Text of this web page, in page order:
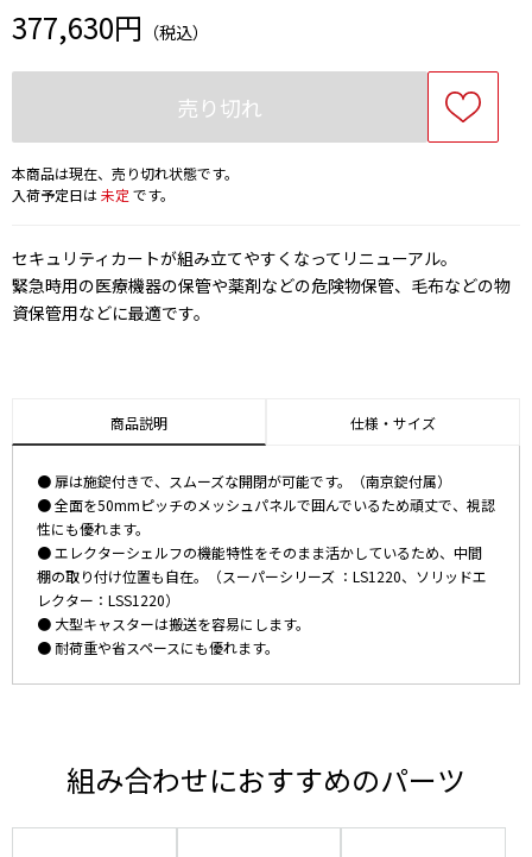
377,630円 （税込）
売り切れ
本商品は現在、売り切れ状態です。
入荷予定日は未定 です。
セキュリティカートが組み立てやすくなってリニューアル。
緊急時用の医療機器の保管や薬剤などの危険物保管、毛布などの物
資保管用などに最適です。
商品説明 仕様・サイズ
● 扉は施錠付きで、スムーズな開閉が可能です。（南京錠付属）
● 全面を50mmピッチのメッシュパネルで囲んでいるため頑丈で、視認
性にも優れます。
● エレクターシェルフの機能特性をそのまま活かしているため、中間
棚の取り付け位置も自在。（スーパーシリーズ ：LS1220、ソリッドエ
レクター：LSS1220）
● 大型キャスターは搬送を容易にします。
● 耐荷重や省スペースにも優れます。
組み合わせにおすすめのパーツ